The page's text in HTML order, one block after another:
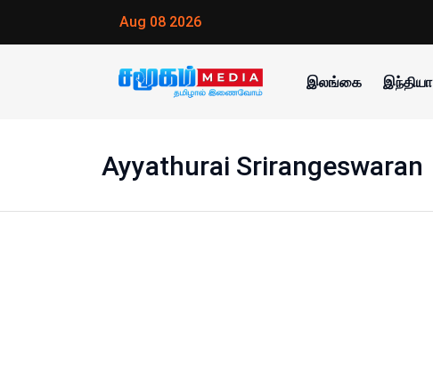
Aug 08 2026
இலங்கை இந்தியா
Ayyathurai Srirangeswaran